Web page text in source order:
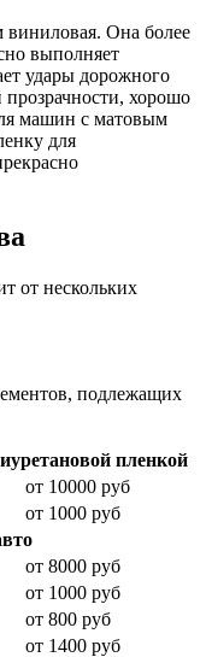
виниловая. Она более
выполняет
удары дорожного
хорошо
машин с матовым
для
от нескольких
подлежащих
пленкой
от 10000 руб
от 1000 руб
от 8000 руб
от 1000 руб
от 800 руб
от 1400 руб